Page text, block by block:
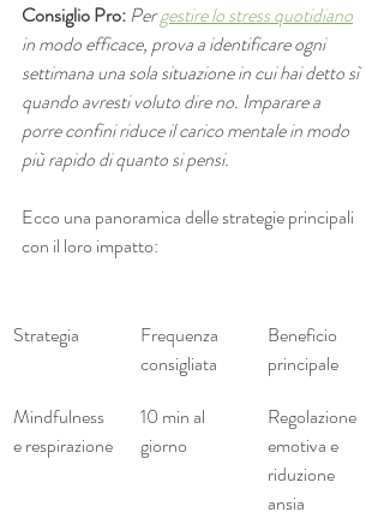
Consiglio Pro:Per gestire lo stress quotidiano
in modo efficace, prova a identificare ogni
settimana una sola situazione in cui hai detto sì
quando avresti voluto dire no. Imparare a
porre confini riduce il carico mentale in modo
più rapido di quanto si pensi.
Ecco una panoramica delle strategie principali
con il loro impatto:
Strategia
Frequenza
consigliata
Beneficio
principale
Mindfulness
e respirazione
10 min al
giorno
Regolazione
emotiva e
riduzione
ansia